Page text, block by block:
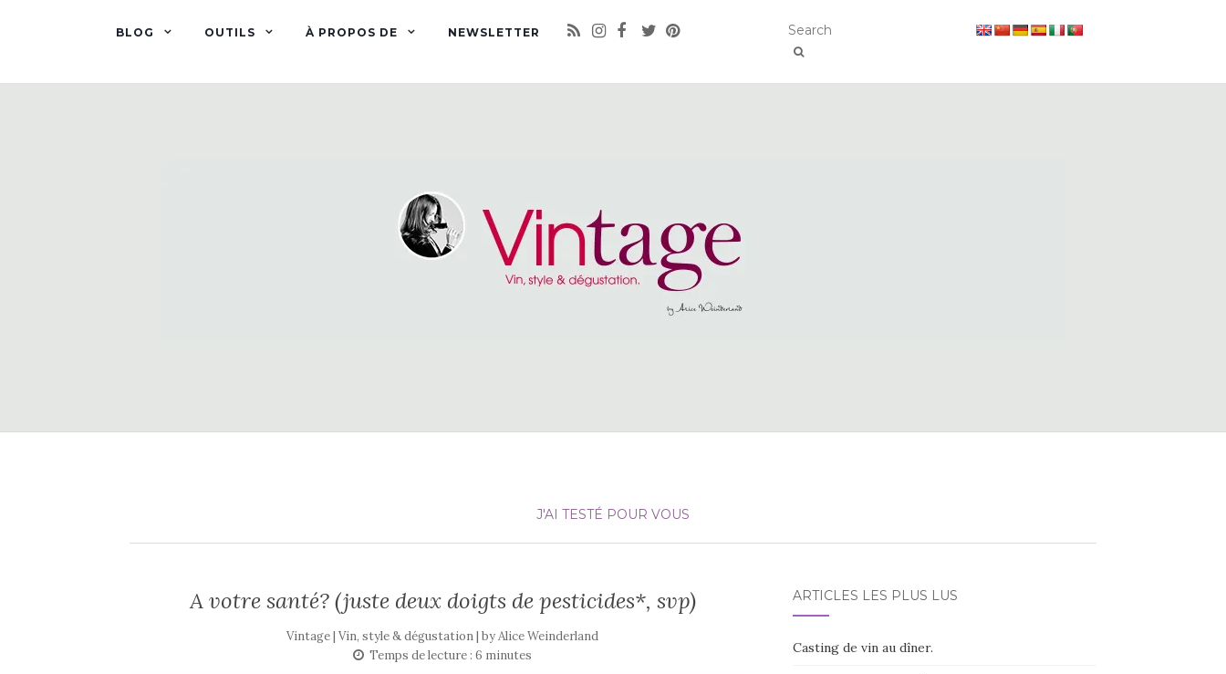
BLOG OUTILS À PROPOS DE NEWSLETTER
J'AI TESTÉ POUR VOUS
A votre santé? (juste deux doigts de pesticides*, svp)
Vintage | Vin, style & dégustation | byAlice Weinderland
Temps de lecture :6 minutes
ARTICLES LES PLUS LUS
Casting de vin au dîner.